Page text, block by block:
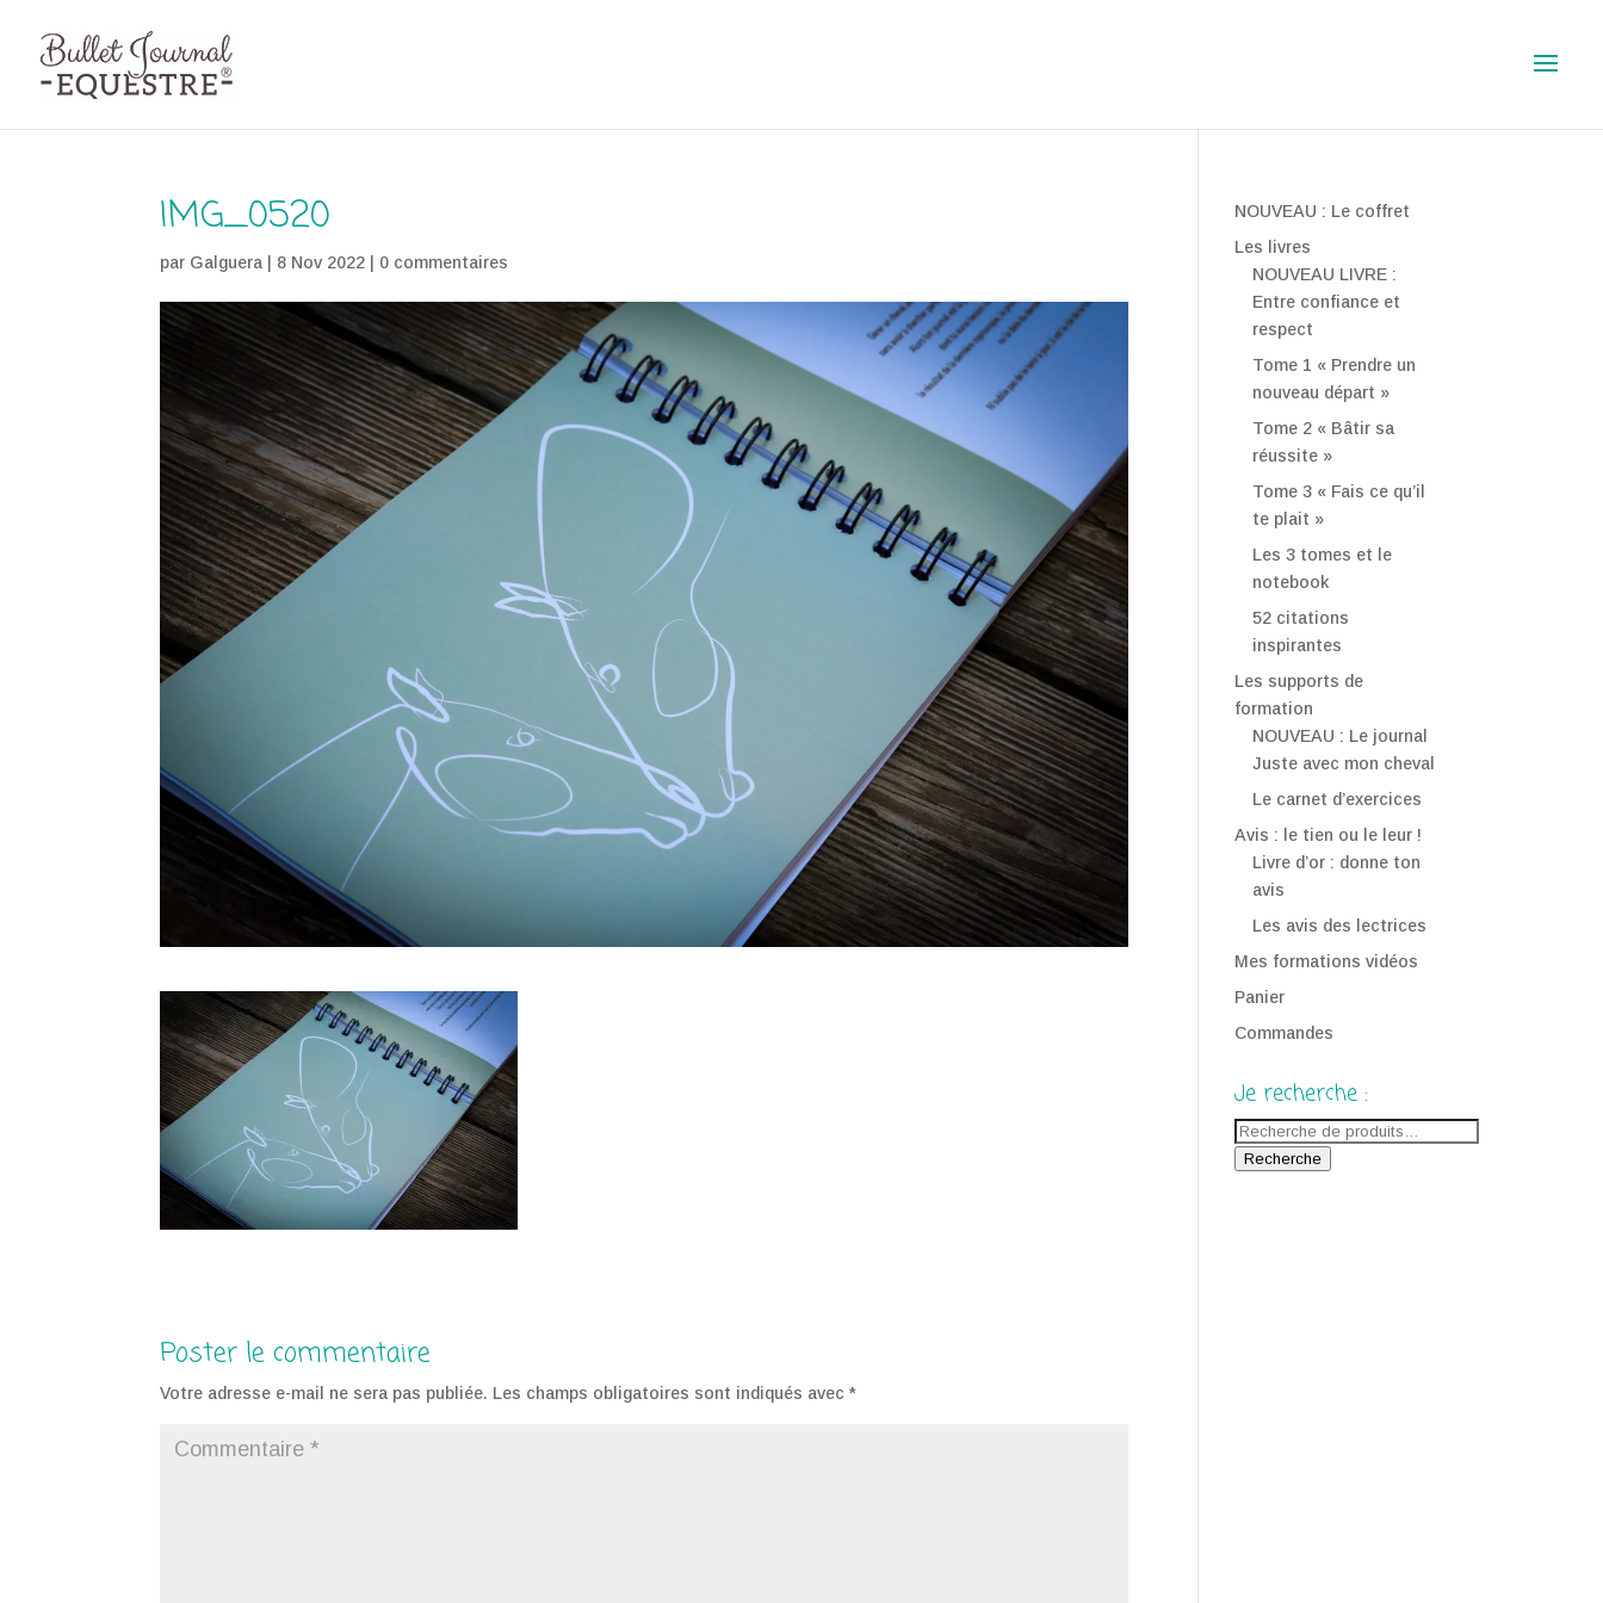
IMG_0520
par Galguera 8 Nov 2022 0 commentaires
Poster le commentaire
Votre adresse e-mail ne sera pas publiée. Les champs obligatoires sont indiqués avec*
NOUVEAU : Le coffret
Les livres
NOUVEAU LIVRE :
Entre confiance et
respect
Tome 1 « Prendre un
nouveau départ »
Tome 2 « Bâtir sa
réussite »
Tome 3 « Fais ce qu’il
te plait »
Les 3 tomes et le
notebook
52 citations
inspirantes
Les supports de
formation
NOUVEAU : Le journal
Juste avec mon cheval
Le carnet d’exercices
Avis : le tien ou le leur !
Livre d’or : donne ton
avis
Les avis des lectrices
Mes formations vidéos
Panier
Commandes
Je recherche :
Recherche
pour :
Recherche